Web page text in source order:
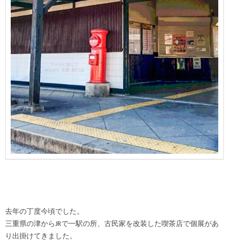
去年の丁度今頃でした。
三重県の津からJRで一駅の所、古民家を改装した喫茶店で個展があ
り出掛けてきました。